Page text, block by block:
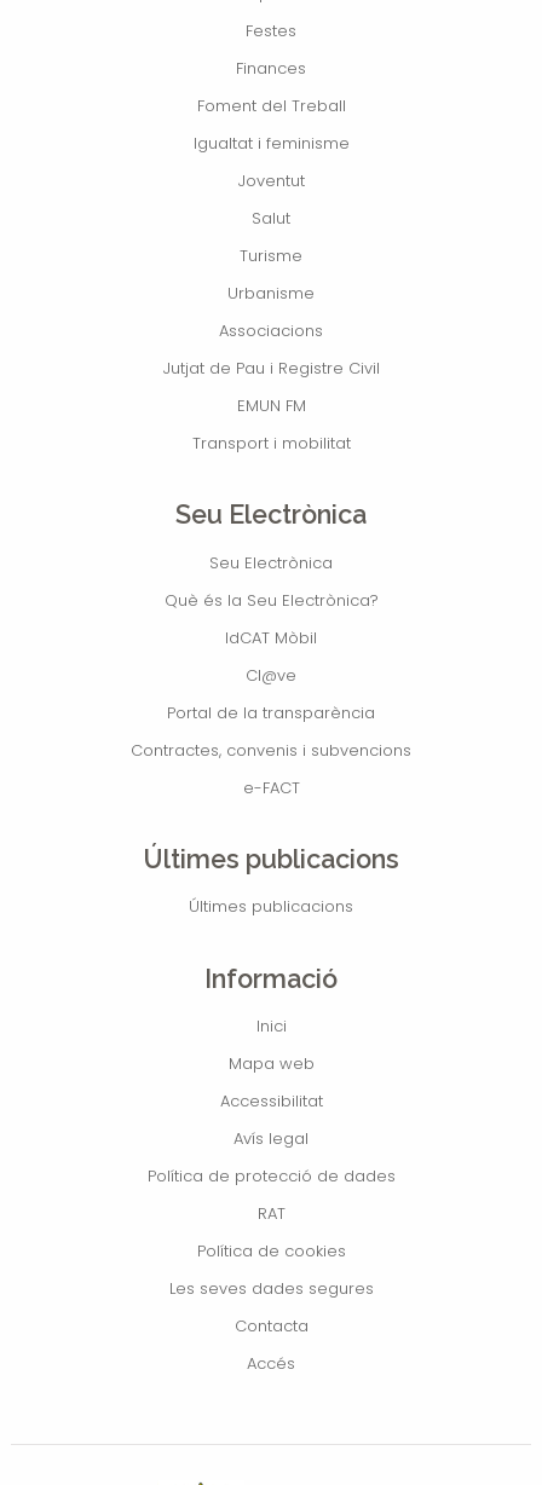
Festes
Finances
Foment del Treball
Igualtat i feminisme
Joventut
Salut
Turisme
Urbanisme
Associacions
Jutjat de Pau i Registre Civil
EMUN FM
Transport i mobilitat
Seu Electrònica
Seu Electrònica
Què és la Seu Electrònica?
IdCAT Mòbil
Cl@ve
Portal de la transparència
Contractes, convenis i subvencions
e-FACT
Últimes publicacions
Últimes publicacions
Informació
Inici
Mapa web
Accessibilitat
Avís legal
Política de protecció de dades
RAT
Política de cookies
Les seves dades segures
Contacta
Accés